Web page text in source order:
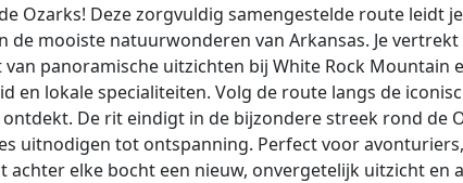
Ozarks! Deze zorgvuldig samengestelde route leidt
de mooiste natuurwonderen van Arkansas. Je
panoramische uitzichten bij White Rock Mountain
en lokale specialiteiten. Volg de route langs de
De rit eindigt in de bijzondere streek rond de
uitnodigen tot ontspanning. Perfect voor
elke bocht een nieuw, onvergetelijk uitzicht en